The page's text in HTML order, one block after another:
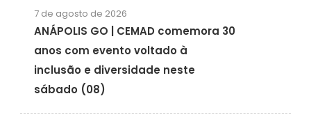
7 de agosto de 2026
ANÁPOLIS GO | CEMAD comemora 30
anos com evento voltado à
inclusão e diversidade neste
sábado (08)